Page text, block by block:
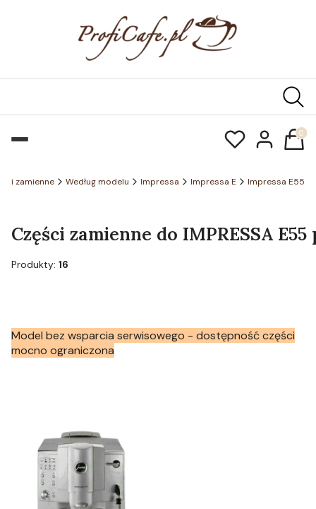
zamienne Według modelu Impressa Impressa E Impressa E55
Części zamienne do IMPRESSA
Produkty: 16
Model bez wsparcia serwisowego - dostępność części
mocno ograniczona